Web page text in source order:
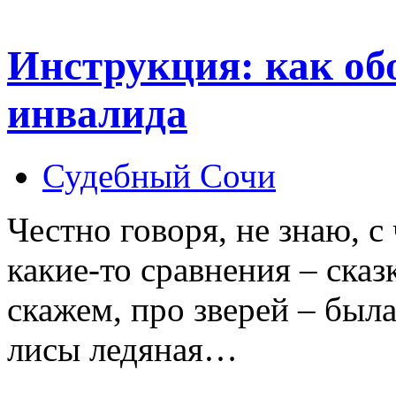
Инструкция: как
инвалида
Судебный Сочи
Честно говоря, не знаю, с
какие-то сравнения –
скажем, про зверей –
лисы ледяная…